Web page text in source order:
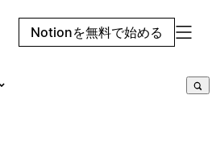
Notionを無料で始める